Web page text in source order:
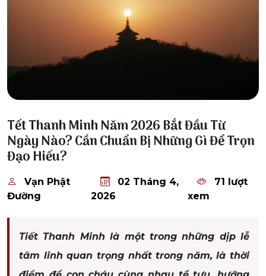
Tết Thanh Minh Năm 2026 Bắt Đầu Từ
Ngày Nào? Cần Chuẩn Bị Những Gì Để Trọn
Đạo Hiếu?
Vạn Phật
Đường
02 Tháng 4,
2026
71 lượt
xem
Tiết Thanh Minh là một trong những dịp lễ
tâm linh quan trọng nhất trong năm, là thời